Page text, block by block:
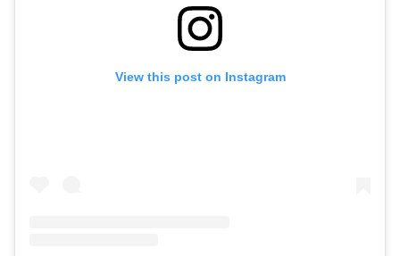
View this post on Instagram